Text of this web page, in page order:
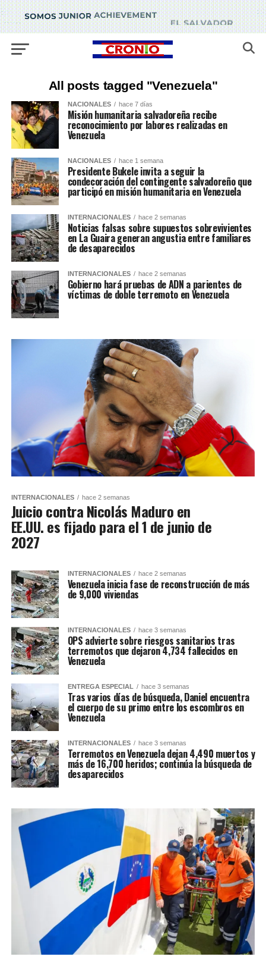
All posts tagged "Venezuela"
NACIONALES hace 7 días
Misión humanitaria salvadoreña recibe
reconocimiento por labores realizadas en
Venezuela
NACIONALES hace 1 semana
Presidente Bukele invita a seguir la
condecoración del contingente salvadoreño que
participó en misión humanitaria en Venezuela
INTERNACIONALES hace 2 semanas
Noticias falsas sobre supuestos sobrevivientes
en La Guaira generan angustia entre familiares
de desaparecidos
INTERNACIONALES hace 2 semanas
Gobierno hará pruebas de ADN a parientes de
víctimas de doble terremoto en Venezuela
INTERNACIONALES hace 2 semanas
Juicio contra Nicolás Maduro en
EE.UU. es fijado para el 1 de junio de
2027
INTERNACIONALES hace 2 semanas
Venezuela inicia fase de reconstrucción de más
de 9,000 viviendas
INTERNACIONALES hace 3 semanas
OPS advierte sobre riesgos sanitarios tras
terremotos que dejaron 4,734 fallecidos en
Venezuela
ENTREGA ESPECIAL hace 3 semanas
Tras varios días de búsqueda, Daniel encuentra
el cuerpo de su primo entre los escombros en
Venezuela
INTERNACIONALES hace 3 semanas
Terremotos en Venezuela dejan 4,490 muertos y
más de 16,700 heridos; continúa la búsqueda de
desaparecidos